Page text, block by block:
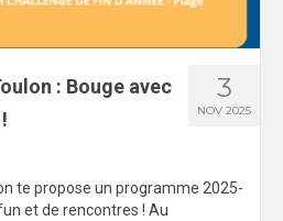
3
NOV 2025
: Bouge avec
te propose un programme 2025-
et de rencontres ! Au